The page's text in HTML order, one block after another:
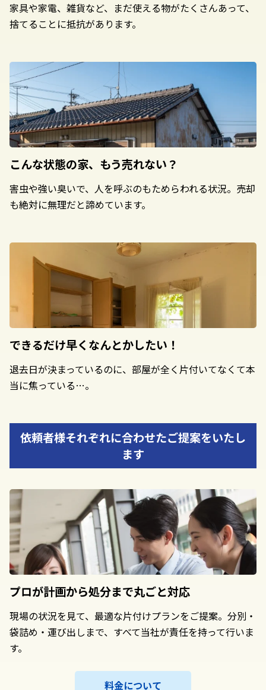
家具や家電、雑貨など、まだ使える物がたくさんあって、
捨てることに抵抗があります。
こんな状態の家、 もう売れない？
害虫や強い臭いで、人を呼ぶのもためらわれる状況。売却
も絶対に無理だと諦めています。
できるだけ早くなんとかしたい！
退去日が決まっているのに、部屋が全く片付いてなくて本
当に焦っている…。
依頼者様それぞれに合わせたご提案をいたし
ます
プロが計画から処分まで丸ごと対応
現場の状況を見て、最適な片付けプランをご提案。分別・
袋詰め・運び出しまで、すべて当社が責任を持って行いま
す。
料金について